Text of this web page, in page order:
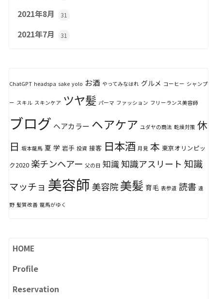
2021年8月 31
2021年7月 31
ChatGPT headspa sake yolo お酒 やってみなはれ グルメ コーヒー シャンプ
ー スキル スキンケア ツヤ髪 パーマ ファッション フリーランス美容師
ブログ ヘアカラー ヘアケア ユダヤの商法 乾燥対策 休
日 坂本龍馬 夏 学 岩手 投資 接客 日本酒 月見 本 東京オリンピッ
ク2020 楽チンヘアー 父の日 知識 知識アスリート 知識
マッチョ 美容師美容院美髪 育毛 表参道 読書 遠
野 髪質改善 龍馬がゆく
HOME
Profile
Reservation